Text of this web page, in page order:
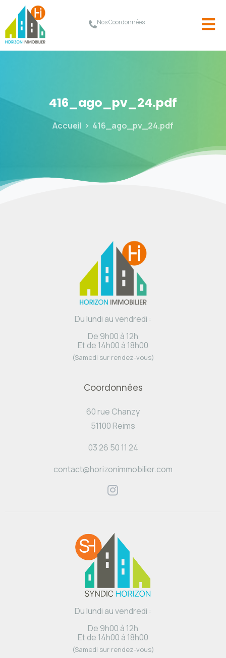
Nos Coordonnées
416_ago_pv_24.pdf
Accueil 416_ago_pv_24.pdf
Du lundi au vendredi :
De 9h00 à 12h
Et de 14h00 à 18h00
(Samedi sur rendez-vous)
Coordonnées
60 rue Chanzy
51100 Reims
03 26 50 11 24
contact@horizonimmobilier.com
Du lundi au vendredi :
De 9h00 à 12h
Et de 14h00 à 18h00
(Samedi sur rendez-vous)